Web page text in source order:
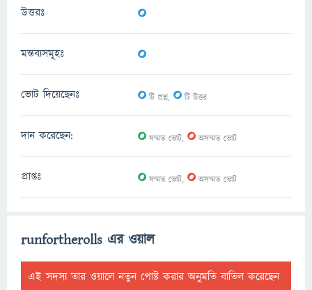
উত্তরঃ 0
মন্তব্যসমূহঃ 0
ভোট দিয়েছেনঃ 0টি প্রশ্ন, 0টি উত্তর
দান করেছেন: 0সম্মত ভোট, 0অসম্মত ভোট
প্রাপ্তঃ 0সম্মত ভোট, 0অসম্মত ভোট
runfortherolls এর ওয়াল
এই সদস্য তার ওয়ালে নতুন পোষ্ট করার অনুমতি বাতিল করেছেন